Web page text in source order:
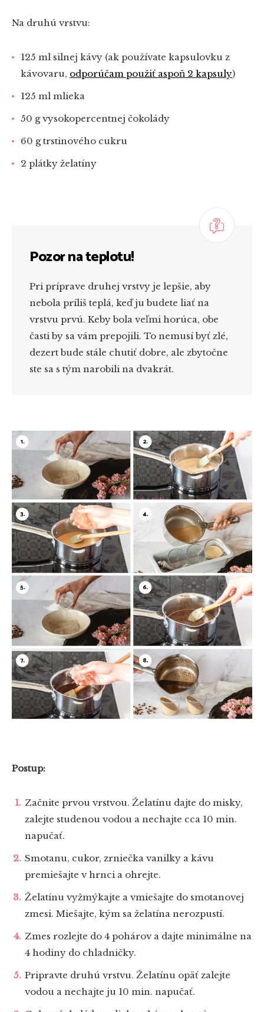
Na druhú vrstvu:
125 ml silnej kávy (ak používate kapsulovku z
kávovaru, odporúčam použiť aspoň 2 kapsuly)
125 ml mlieka
50 g vysokopercentnej čokolády
60 g trstinového cukru
2 plátky želatíny
Pozor na teplotu!
Pri príprave druhej vrstvy je lepšie, aby
nebola príliš teplá, keď ju budete liať na
vrstvu prvú. Keby bola veľmi horúca, obe
časti by sa vám prepojili. To nemusí byť zlé,
dezert bude stále chutiť dobre, ale zbytočne
ste sa s tým narobili na dvakrát.
Postup:
Začnite prvou vrstvou. Želatínu dajte do misky,
zalejte studenou vodou a nechajte cca 10 min.
napučať.
Smotanu, cukor, zrniečka vanilky a kávu
premiešajte v hrnci a ohrejte.
Želatínu vyžmýkajte a vmiešajte do smotanovej
zmesi. Miešajte, kým sa želatína nerozpustí.
Zmes rozlejte do 4 pohárov a dajte minimálne na
4 hodiny do chladničky.
Pripravte druhú vrstvu. Želatínu opäť zalejte
vodou a nechajte ju 10 min. napučať.